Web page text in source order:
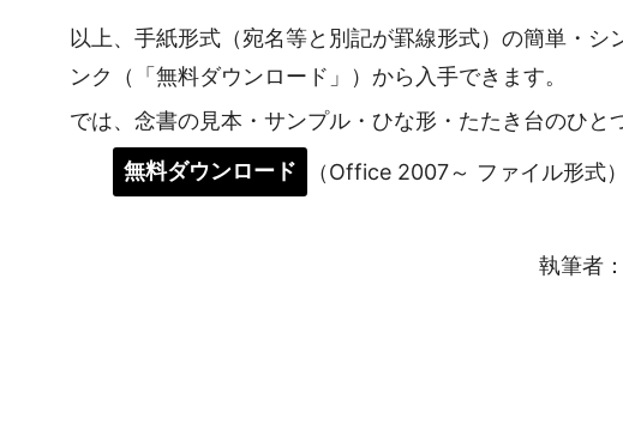
以上、手紙形式（宛名等と別記が罫線形式）の簡単・
ンク（「無料ダウンロード」）から入手できます。
では、念書の見本・サンプル・ひな形・たたき台のひと
無料ダウンロード
（Office 2007～ ファイル形式）
執筆者：